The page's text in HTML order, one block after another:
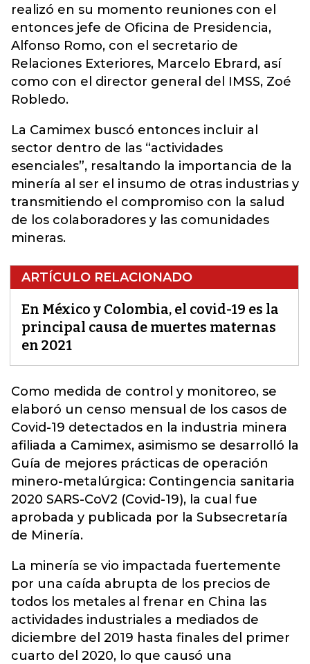
realizó en su momento reuniones con el
entonces jefe de Oficina de Presidencia,
Alfonso Romo, con el secretario de
Relaciones Exteriores, Marcelo Ebrard, así
como con el director general del IMSS, Zoé
Robledo.
La Camimex buscó entonces incluir al
sector dentro de las “actividades
esenciales”, resaltando la importancia de la
minería al ser el insumo de otras industrias y
transmitiendo el compromiso con la salud
de los colaboradores y las comunidades
mineras.
ARTÍCULO RELACIONADO
En México y Colombia, el covid-19 es la
principal causa de muertes maternas
en 2021
Como medida de control y monitoreo, se
elaboró un censo mensual de los casos de
Covid-19 detectados en la industria minera
afiliada a Camimex, asimismo se desarrolló la
Guía de mejores prácticas de operación
minero-metalúrgica: Contingencia sanitaria
2020 SARS-CoV2 (Covid-19), la cual fue
aprobada y publicada por la Subsecretaría
de Minería.
La minería se vio impactada fuertemente
por una caída abrupta de los precios de
todos los metales al frenar en China las
actividades industriales a mediados de
diciembre del 2019 hasta finales del primer
cuarto del 2020, lo que causó una